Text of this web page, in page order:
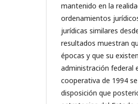
mantenido en la
ordenamientos
jurídicas similares
resultados muestran
épocas y que su
administración federal
cooperativa de 1994
disposición que